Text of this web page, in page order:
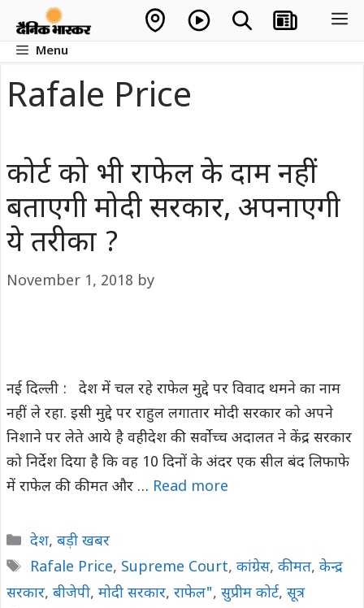
contentMenu
Rafale Price
कोर्ट को भी राफेल के दाम नहीं
बताएगी मोदी सरकार, अपनाएगी
ये तरीका ?
November 1, 2018 by
नई दिल्ली : देश में चल रहे राफेल मुद्दे पर विवाद थमने का नाम
नहीं ले रहा. इसी मुद्दे पर राहुल लगातार मोदी सरकार को अपने
निशाने पर लेते आये है वहीदेश की सर्वोच्च अदालत ने केंद्र सरकार
को निर्देश दिया है कि वह 10 दिनों के अंदर एक सील बंद लिफाफे
में राफेल की कीमत और … Read more
Categories
देश, बड़ी खबर
Tags
Rafale Price, Supreme Court, कांग्रेस, कीमत, केन्द्र
सरकार, बीजेपी, मोदी सरकार, राफेल", सुप्रीम कोर्ट, सूत्र